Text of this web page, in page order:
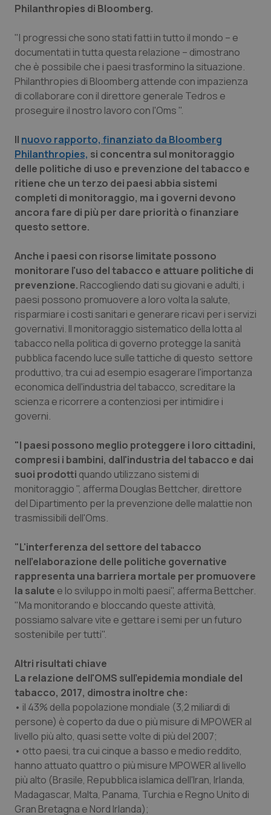
Philanthropies di Bloomberg.
"I progressi che sono stati fatti in tutto il mondo – e
documentati in tutta questa relazione – dimostrano
che è possibile che i paesi trasformino la situazione.
Philanthropies di Bloomberg attende con impazienza
di collaborare con il direttore generale Tedros e
proseguire il nostro lavoro con l'Oms ".
Il nuovo rapporto, finanziato da Bloomberg
Philanthropies, si concentra sul monitoraggio
delle politiche di uso e prevenzione del tabacco e
ritiene che un terzo dei paesi abbia sistemi
completi di monitoraggio, ma i governi devono
ancora fare di più per dare priorità o finanziare
questo settore.
Anche i paesi con risorse limitate possono
monitorare l'uso del tabacco e attuare politiche di
prevenzione. Raccogliendo dati su giovani e adulti, i
paesi possono promuovere a loro volta la salute,
risparmiare i costi sanitari e generare ricavi per i servizi
governativi. Il monitoraggio sistematico della lotta al
tabacco nella politica di governo protegge la sanità
pubblica facendo luce sulle tattiche di questo settore
produttivo, tra cui ad esempio esagerare l'importanza
economica dell'industria del tabacco, screditare la
scienza e ricorrere a contenziosi per intimidire i
governi.
"I paesi possono meglio proteggere i loro cittadini,
compresi i bambini, dall'industria del tabacco e dai
suoi prodotti quando utilizzano sistemi di
monitoraggio ", afferma Douglas Bettcher, direttore
del Dipartimento per la prevenzione delle malattie non
trasmissibili dell'Oms.
"L'interferenza del settore del tabacco
nell'elaborazione delle politiche governative
rappresenta una barriera mortale per promuovere
la salute e lo sviluppo in molti paesi", afferma Bettcher.
"Ma monitorando e bloccando queste attività,
possiamo salvare vite e gettare i semi per un futuro
sostenibile per tutti".
Altri risultati chiave
La relazione dell'OMS sull'epidemia mondiale del
tabacco, 2017, dimostra inoltre che:
• il 43% della popolazione mondiale (3,2 miliardi di
persone) è coperto da due o più misure di MPOWER al
livello più alto, quasi sette volte di più del 2007;
• otto paesi, tra cui cinque a basso e medio reddito,
hanno attuato quattro o più misure MPOWER al livello
più alto (Brasile, Repubblica islamica dell'Iran, Irlanda,
Madagascar, Malta, Panama, Turchia e Regno Unito di
Gran Bretagna e Nord Irlanda);